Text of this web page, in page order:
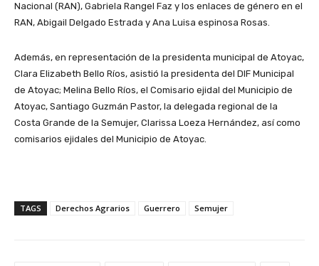
Nacional (RAN), Gabriela Rangel Faz y los enlaces de género en el
RAN, Abigail Delgado Estrada y Ana Luisa espinosa Rosas.
Además, en representación de la presidenta municipal de Atoyac,
Clara Elizabeth Bello Ríos, asistió la presidenta del DIF Municipal
de Atoyac; Melina Bello Ríos, el Comisario ejidal del Municipio de
Atoyac, Santiago Guzmán Pastor, la delegada regional de la
Costa Grande de la Semujer, Clarissa Loeza Hernández, así como
comisarios ejidales del Municipio de Atoyac.
TAGS Derechos Agrarios Guerrero Semujer